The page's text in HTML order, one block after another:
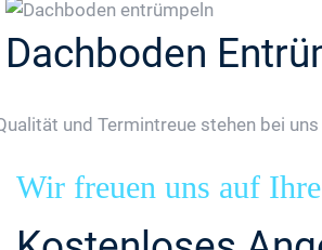
Dachboden
und Termintreue stehen bei
Wir freuen uns auf